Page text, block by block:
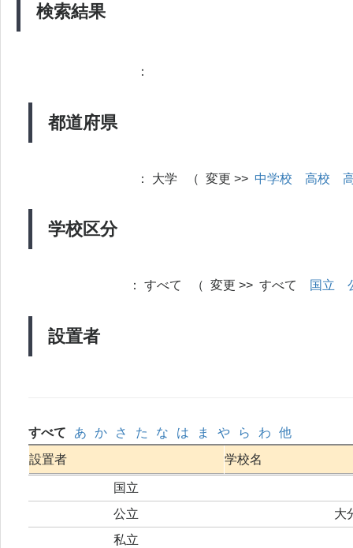
検索結果
都道府県
：
学校区分
： 大学 （ 変更 >> 中学校 高校
設置者
： すべて （ 変更 >> すべて 国立
すべて あ か さ た な は ま や ら わ
他
設置者
学校名
国立
公立
大
私立